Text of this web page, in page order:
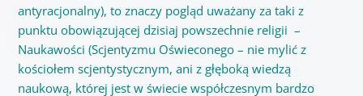
antyracjonalny), to znaczy pogląd uważany za taki z
punktu obowiązującej dzisiaj powszechnie religii –
Naukawości (Scjentyzmu Oświeconego – nie mylić z
kościołem scjentystycznym, ani z głęboką wiedzą
naukową, której jest w świecie współczesnym bardzo